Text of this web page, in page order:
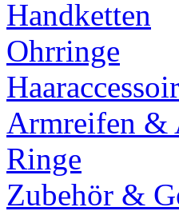
Handketten
Ohrringe
Armreifen &
Ringe
Zubehör &